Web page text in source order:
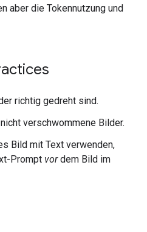
aber die Tokennutzung und
richtig gedreht sind.
verschwommene Bilder.
Bild mit Text verwenden,
Prompt vordem Bild im